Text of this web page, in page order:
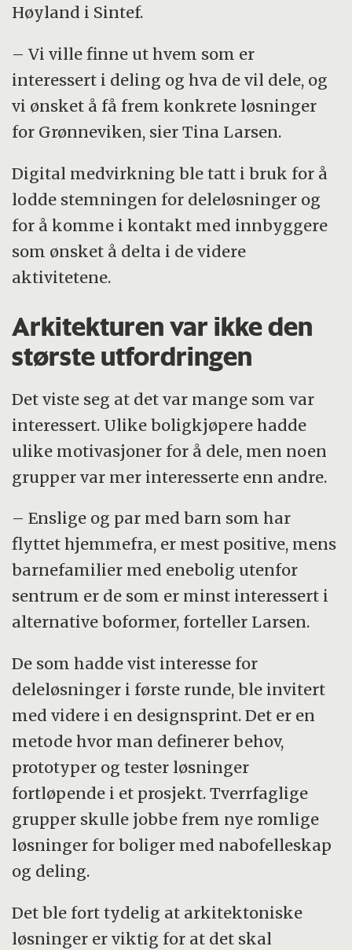
Høyland i Sintef.
– Vi ville finne ut hvem som er
interessert i deling og hva de vil dele, og
vi ønsket å få frem konkrete løsninger
for Grønneviken, sier Tina Larsen.
Digital medvirkning ble tatt i bruk for å
lodde stemningen for deleløsninger og
for å komme i kontakt med innbyggere
som ønsket å delta i de videre
aktivitetene.
Arkitekturen var ikke den
største utfordringen
Det viste seg at det var mange som var
interessert. Ulike boligkjøpere hadde
ulike motivasjoner for å dele, men noen
grupper var mer interesserte enn andre.
– Enslige og par med barn som har
flyttet hjemmefra, er mest positive, mens
barnefamilier med enebolig utenfor
sentrum er de som er minst interessert i
alternative boformer, forteller Larsen.
De som hadde vist interesse for
deleløsninger i første runde, ble invitert
med videre i en designsprint. Det er en
metode hvor man definerer behov,
prototyper og tester løsninger
fortløpende i et prosjekt. Tverrfaglige
grupper skulle jobbe frem nye romlige
løsninger for boliger med nabofelleskap
og deling.
Det ble fort tydelig at arkitektoniske
løsninger er viktig for at det skal